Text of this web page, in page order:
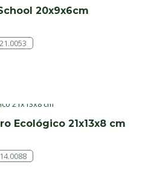
20x9x6cm
21.0053
Ecológico 21x13x8 cm
14.0088